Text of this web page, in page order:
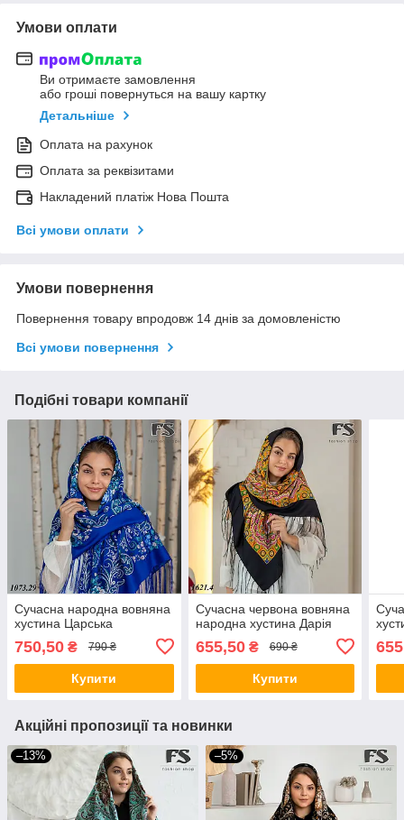
Умови оплати
Ви отримаєте замовлення
або гроші повернуться на вашу картку
Детальніше
Оплата на рахунок
Оплата за реквізитами
Накладений платіж Нова Пошта
Всі умови оплати
Умови повернення
Повернення товару впродовж 14 днів за домовленістю
Всі умови повернення
Подібні товари компанії
Сучасна народна вовняна
хустина Царська
750,50 ₴ 790 ₴
Купити
Сучасна червона вовняна
народна хустина Дарія
655,50₴ 690 ₴
Купити
Акційні пропозиції та новинки
–13% –5%